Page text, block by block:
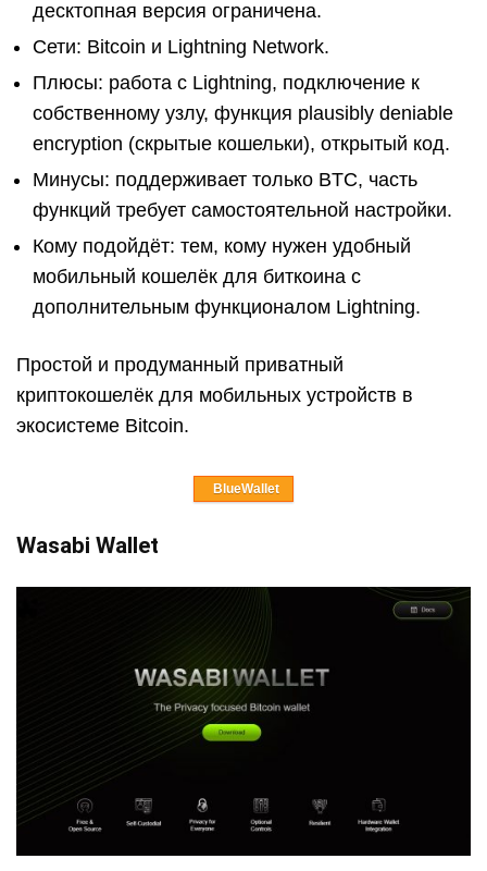
десктопная версия ограничена.
Сети: Bitcoin и Lightning Network.
Плюсы: работа с Lightning, подключение к
собственному узлу, функция plausibly deniable
encryption (скрытые кошельки), открытый код.
Минусы: поддерживает только BTC, часть
функций требует самостоятельной настройки.
Кому подойдёт: тем, кому нужен удобный
мобильный кошелёк для биткоина с
дополнительным функционалом Lightning.
Простой и продуманный приватный
криптокошелёк для мобильных устройств в
экосистеме Bitcoin.
BlueWallet
Wasabi Wallet